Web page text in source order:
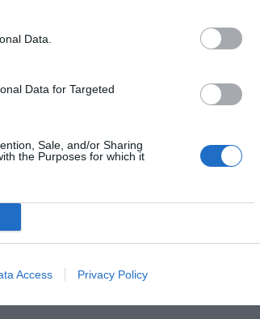
Data.
Data for Targeted
Sale, and/or Sharing
the Purposes for which it
Access Privacy Policy
tańszy aż o 150 zł, a to dopiero